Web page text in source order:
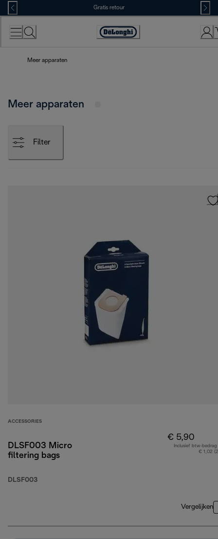
Skip
to
Content
Gratis retour
Accessibility
Meer apparaten
Meer apparaten
Filter
ACCESSORIES
DLSF003 Micro
filtering bags
DLSF003
€ 5,90
Inclusief btw-bedrag
€ 1,02
Vergelijken